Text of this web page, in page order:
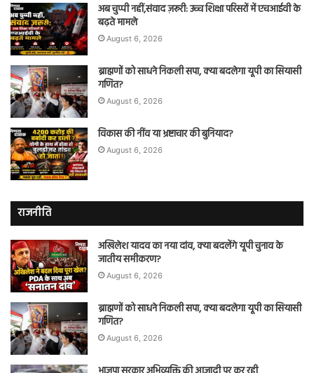
अब चुप्पी नहीं,संवाद ज़रूरी: उच्च शिक्षा परिसरों में एचआईवी के
बढ़ते मामले
August 6, 2026
ब्राह्मणों को साधने निकली सपा, क्या बदलेगा यूपी का सियासी
गणित?
August 6, 2026
विकास की नींव या भ्रष्टाचार की बुनियाद?
August 6, 2026
राजनीति
अखिलेश यादव का नया दांव, क्या बदलेंगे यूपी चुनाव के
जातीय समीकरण?
August 6, 2026
ब्राह्मणों को साधने निकली सपा, क्या बदलेगा यूपी का सियासी
गणित?
August 6, 2026